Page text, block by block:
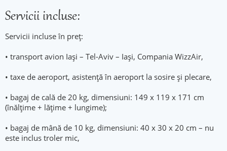
Servicii incluse:
Servicii incluse în preț:
• transport avion Iași – Tel-Aviv – Iași, Compania WizzAir,
• taxe de aeroport, asistenţă în aeroport la sosire şi plecare,
• bagaj de cală de 20 kg, dimensiuni: 149 x 119 x 171 cm
(înălţime + lăţime + lungime);
• bagaj de mână de 10 kg, dimensiuni: 40 x 30 x 20 cm – nu
este inclus troler mic,